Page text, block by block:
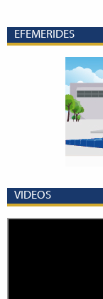
EFEMERIDES
VIDEOS